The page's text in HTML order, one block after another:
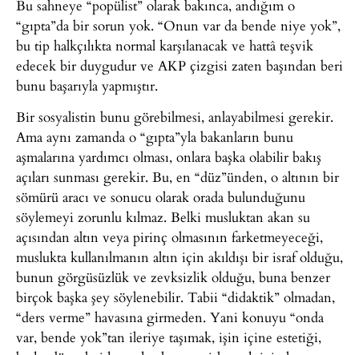
Bu sahneye “popülist” olarak bakınca, andığım o
“gıpta”da bir sorun yok. “Onun var da bende niye yok”,
bu tip halkçılıkta normal karşılanacak ve hattâ teşvik
edecek bir duygudur ve AKP çizgisi zaten başından beri
bunu başarıyla yapmıştır.
Bir sosyalistin bunu görebilmesi, anlayabilmesi gerekir.
Ama aynı zamanda o “gıpta”yla bakanların bunu
aşmalarına yardımcı olması, onlara başka olabilir bakış
açıları sunması gerekir. Bu, en “düz”ünden, o altının bir
sömürü aracı ve sonucu olarak orada bulunduğunu
söylemeyi zorunlu kılmaz. Belki musluktan akan su
açısından altın veya pirinç olmasının farketmeyeceği,
muslukta kullanılmanın altın için akıldışı bir israf olduğu,
bunun görgüsüzlük ve zevksizlik olduğu, buna benzer
birçok başka şey söylenebilir. Tabii “didaktik” olmadan,
“ders verme” havasına girmeden. Yani konuyu “onda
var, bende yok”tan ileriye taşımak, işin içine estetiği,